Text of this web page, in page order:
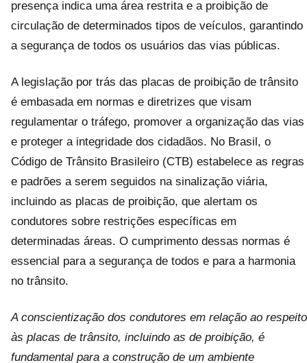
presença indica uma área restrita e a proibição de
circulação de determinados tipos de veículos, garantindo
a segurança de todos os usuários das vias públicas.
A legislação por trás das placas de proibição de trânsito
é embasada em normas e diretrizes que visam
regulamentar o tráfego, promover a organização das vias
e proteger a integridade dos cidadãos. No Brasil, o
Código de Trânsito Brasileiro (CTB) estabelece as regras
e padrões a serem seguidos na sinalização viária,
incluindo as placas de proibição, que alertam os
condutores sobre restrições específicas em
determinadas áreas. O cumprimento dessas normas é
essencial para a segurança de todos e para a harmonia
no trânsito.
A conscientização dos condutores em relação ao respeito
às placas de trânsito, incluindo as de proibição, é
fundamental para a construção de um ambiente